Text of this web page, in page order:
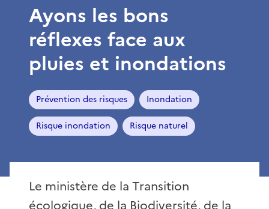
Ayons les bons
réflexes face aux
pluies et inondations
Prévention des risques Inondation
Risque inondation Risque naturel
Le ministère de la Transition
écologique, de la Biodiversité, de la